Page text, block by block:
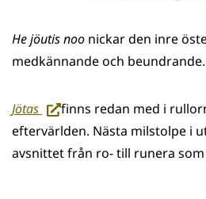
He jöutis noo nickar den inre
medkännande och beundrande.
Jötas (siirryt
toiseen
palveluun)
finns redan med i
eftervärlden. Nästa milstolpe i
avsnittet från ro- till runera